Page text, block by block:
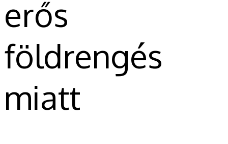
erős
földrengés
miatt